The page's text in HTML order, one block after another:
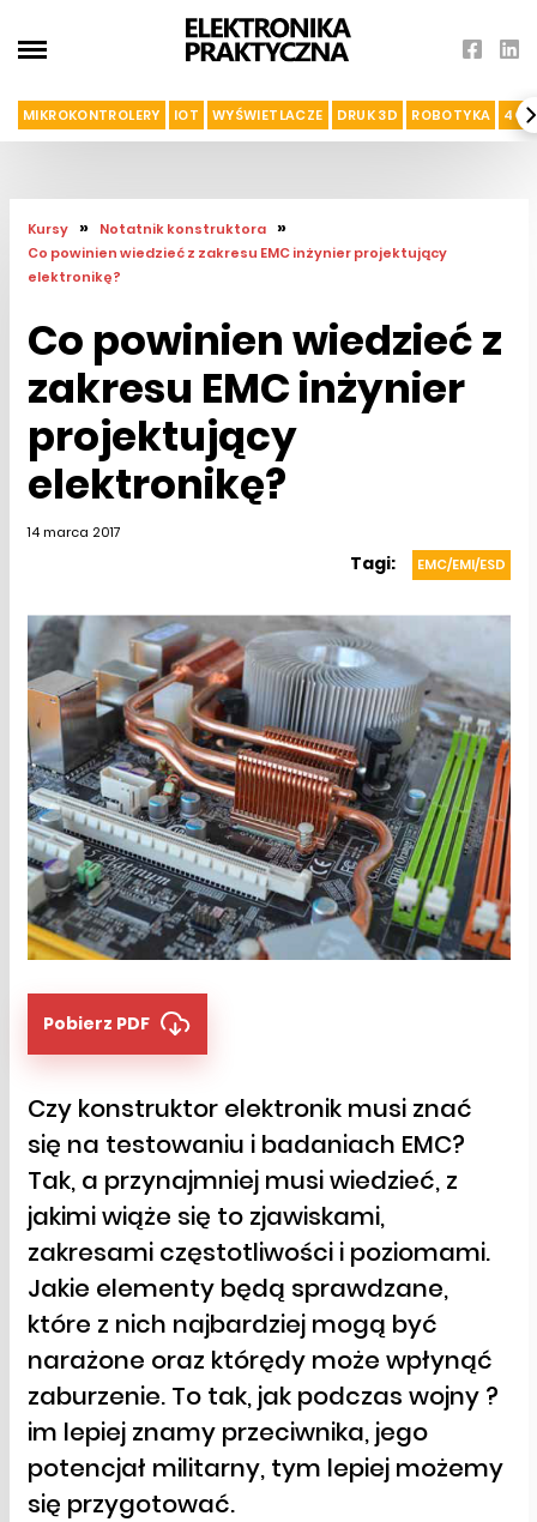
MIKROKONTROLERY IOT WYŚWIETLACZE DRUK 3D ROBOTYKA 4G I
Kursy » Notatnik konstruktora »
Co powinien wiedzieć z zakresu EMC inżynier projektujący
elektronikę?
Co powinien wiedzieć z
zakresu EMC inżynier
projektujący
elektronikę?
14 marca 2017
Tagi: EMC/EMI/ESD
Pobierz PDF
Czy konstruktor elektronik musi znać
się na testowaniu i badaniach EMC?
Tak, a przynajmniej musi wiedzieć, z
jakimi wiąże się to zjawiskami,
zakresami częstotliwości i poziomami.
Jakie elementy będą sprawdzane,
które z nich najbardziej mogą być
narażone oraz którędy może wpłynąć
zaburzenie. To tak, jak podczas wojny ?
im lepiej znamy przeciwnika, jego
potencjał militarny, tym lepiej możemy
się przygotować.